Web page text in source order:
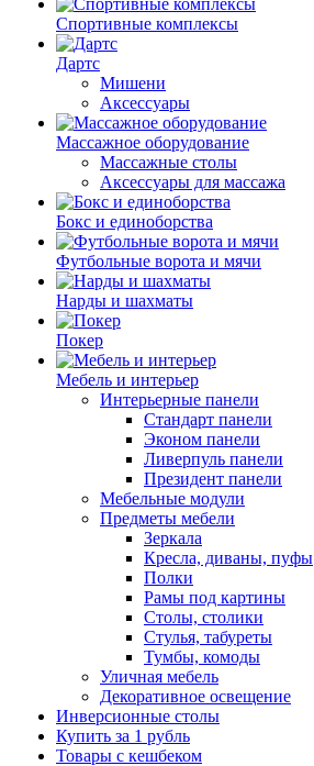
Спортивные комплексы
Дартс
Мишени
Аксессуары
Массажное оборудование
Массажные столы
Аксессуары для массажа
Бокс и единоборства
Футбольные ворота и мячи
Нарды и шахматы
Покер
Мебель и интерьер
Интерьерные панели
Стандарт панели
Эконом панели
Ливерпуль панели
Президент панели
Мебельные модули
Предметы мебели
Зеркала
Кресла, диваны, пуфы
Полки
Рамы под картины
Столы, столики
Стулья, табуреты
Тумбы, комоды
Уличная мебель
Декоративное освещение
Инверсионные столы
Купить за 1 рубль
Товары с кешбеком